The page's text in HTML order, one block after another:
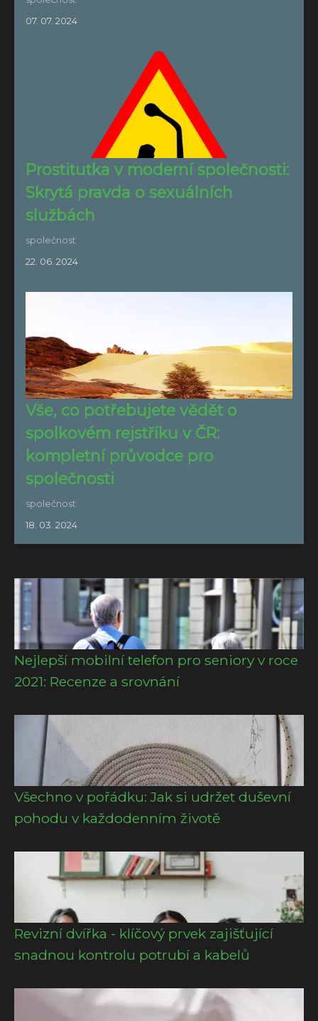
07. 07. 2024
Prostitutka v moderní společnosti:
Skrytá pravda o sexuálních
službách
společnost
22. 06. 2024
Vše, co potřebujete vědět o
spolkovém rejstříku v ČR:
kompletní průvodce pro
společnosti
společnost
18. 03. 2024
Nejlepší mobilní telefon pro seniory v roce
2021: Recenze a srovnání
Všechno v pořádku: Jak si udržet duševní
pohodu v každodenním životě
Revizní dvířka - klíčový prvek zajišťující
snadnou kontrolu potrubí a kabelů